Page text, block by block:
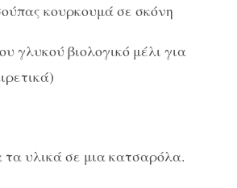
κουρκουμά σε σκόνη
γλυκού βιολογικό μέλι για
υλικά σε μια κατσαρόλα.